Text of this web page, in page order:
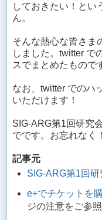
しておきたい！とい
ん。
そんな熱心な皆さま
しました。twitter で
スでまとめたもので
なお、twitter でのハ
いただけます！
SIG-ARG第1回研究
でです。お忘れなく！
記事元
SIG-ARG第1回
e+でチケットを
ジの注意をご参